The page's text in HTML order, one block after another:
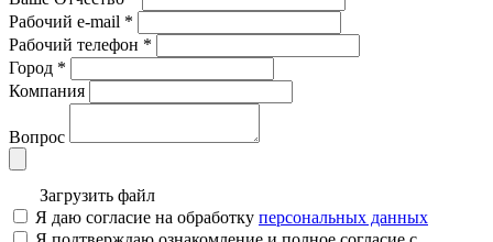
Рабочий e-mail *
Рабочий телефон *
Город *
Компания
Вопрос
Загрузить файл
Я даю согласие на обработку персональных данных